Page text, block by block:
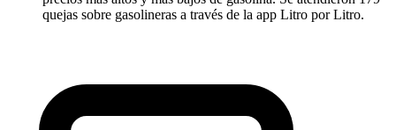
quejas sobre gasolineras a través de la app Litro por Litro.